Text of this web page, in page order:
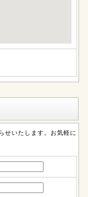
せいたします。お気軽に